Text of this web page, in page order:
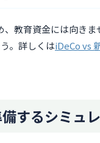
教育資金には向き
。詳しくはiDeCo vs
するシミュ